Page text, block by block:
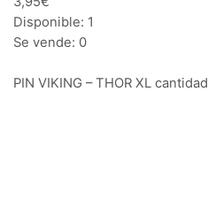
Disponible: 1
Se vende: 0
PIN VIKING – THOR XL cantidad